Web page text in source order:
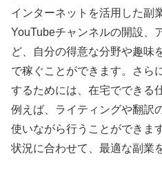
インターネットを活用した副
YouTubeチャンネルの開設、
ど、自分の得意な分野や趣味
で稼ぐことができます。さら
するためには、在宅でできる
例えば、ライティングや翻訳
使いながら行うことができま
状況に合わせて、最適な副業